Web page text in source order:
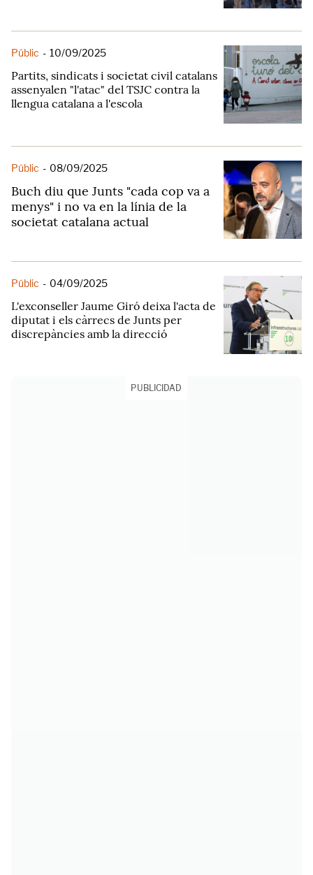
Públic - 10/09/2025
Partits, sindicats i societat civil catalans
assenyalen "l'atac" del TSJC contra la
llengua catalana a l'escola
Públic - 08/09/2025
Buch diu que Junts "cada cop va a
menys" i no va en la línia de la
societat catalana actual
Públic - 04/09/2025
L'exconseller Jaume Giró deixa l'acta de
diputat i els càrrecs de Junts per
discrepàncies amb la direcció
PUBLICIDAD